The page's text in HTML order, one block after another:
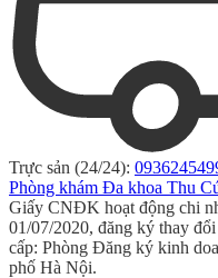
Trực sản (24/24):
Phòng khám Đa khoa Thu
Giấy CNĐK hoạt động chi
01/07/2020, đăng ký thay
cấp: Phòng Đăng ký kinh
phố Hà Nội.